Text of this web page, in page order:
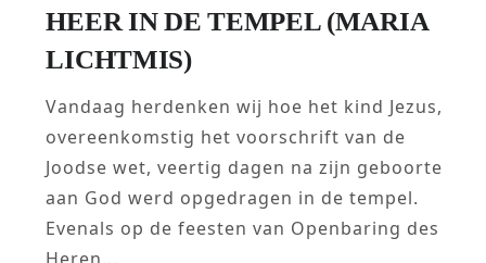
HEER IN DE TEMPEL (MARIA
LICHTMIS)
Vandaag herdenken wij hoe het kind Jezus,
overeenkomstig het voorschrift van de
Joodse wet, veertig dagen na zijn geboorte
aan God werd opgedragen in de tempel.
Evenals op de feesten van Openbaring des